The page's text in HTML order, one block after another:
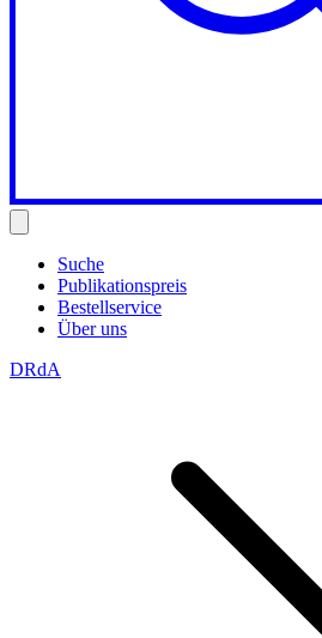
Suche
Publikationspreis
Bestellservice
Über uns
DRdA